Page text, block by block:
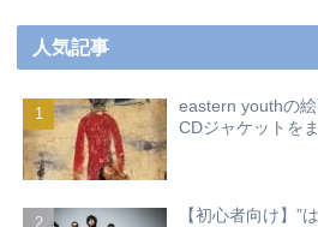
人気記事
eastern youthの
CDジャケットを
【初心者向け】”